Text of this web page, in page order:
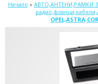
Начало » АВТО,АНТЕНИ,РАМКИ